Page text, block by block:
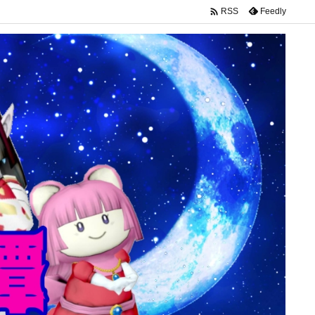
 RSS Feedly